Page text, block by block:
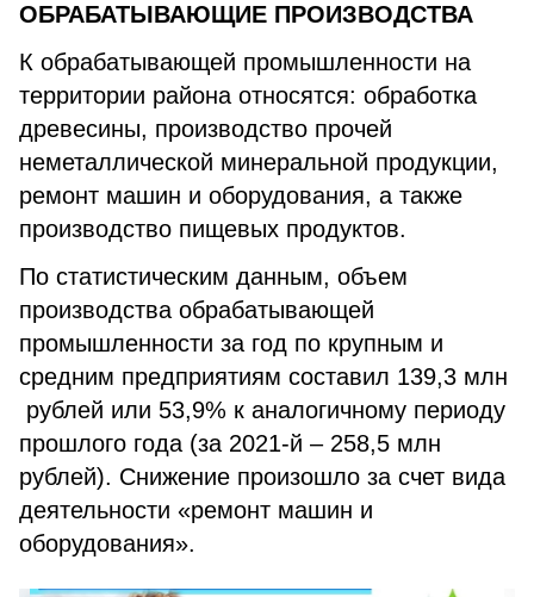
ОБРАБАТЫВАЮЩИЕ ПРОИЗВОДСТВА
К обрабатывающей промышленности на
территории района относятся: обработка
древесины, производство прочей
неметаллической минеральной продукции,
ремонт машин и оборудования, а также
производство пищевых продуктов.
По статистическим данным, объем
производства обрабатывающей
промышленности за год по крупным и
средним предприятиям составил 139,3 млн
рублей или 53,9% к аналогичному периоду
прошлого года (за 2021-й – 258,5 млн
рублей). Снижение произошло за счет вида
деятельности «ремонт машин и
оборудования».